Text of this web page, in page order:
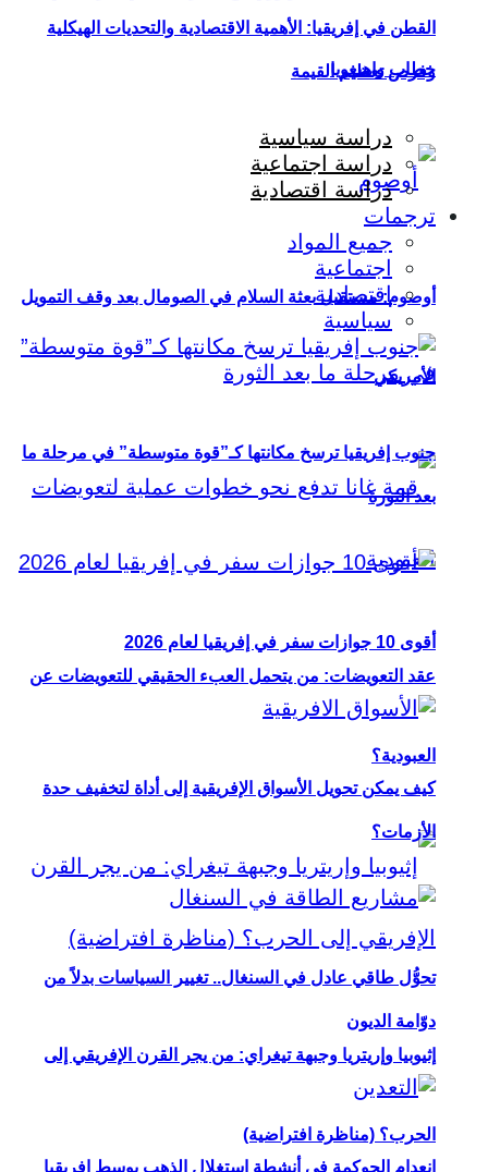
خطاب واهيغويا
أوصوم: مستقبل بعثة السلام في الصومال بعد وقف التمويل
الأمريكي
عقد التعويضات: من يتحمل العبء الحقيقي للتعويضات عن
العبودية؟
إثيوبيا وإريتريا وجبهة تيغراي: من يجر القرن الإفريقي إلى
الحرب؟ (مناظرة افتراضية)
القطن في إفريقيا: الأهمية الاقتصادية والتحديات الهيكلية
وفرص تعظيم القيمة
دراسة سياسية
دراسة اجتماعية
دراسة اقتصادية
ترجمات
جميع المواد
اجتماعية
اقتصادية
سياسية
جنوب إفريقيا ترسخ مكانتها كـ”قوة متوسطة” في مرحلة ما
بعد الثورة
أقوى 10 جوازات سفر في إفريقيا لعام 2026
كيف يمكن تحويل الأسواق الإفريقية إلى أداة لتخفيف حدة
الأزمات؟
تحوُّل طاقي عادل في السنغال.. تغيير السياسات بدلاً من
دوّامة الديون
انعدام الحوكمة في أنشطة استغلال الذهب بوسط إفريقيا